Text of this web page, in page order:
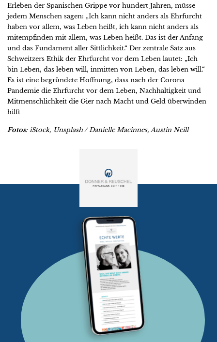
Erleben der Spanischen Grippe vor hundert Jahren, müsse
jedem Menschen sagen: „Ich kann nicht anders als Ehrfurcht
haben vor allem, was Leben heißt, ich kann nicht anders als
mitempfinden mit allem, was Leben heißt. Das ist der Anfang
und das Fundament aller Sittlichkeit.“ Der zentrale Satz aus
Schweitzers Ethik der Ehrfurcht vor dem Leben lautet: „Ich
bin Leben, das leben will, inmitten von Leben, das leben will.“
Es ist eine begründete Hoffnung, dass nach der Corona
Pandemie die Ehrfurcht vor dem Leben, Nachhaltigkeit und
Mitmenschlichkeit die Gier nach Macht und Geld überwinden
hilft
Fotos: iStock, Unsplash / Danielle Macinnes, Austin Neill